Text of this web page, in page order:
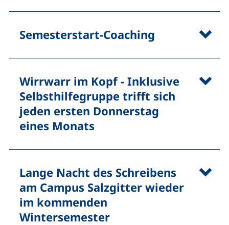
Semesterstart-Coaching
Wirrwarr im Kopf - Inklusive
Selbsthilfegruppe trifft sich
jeden ersten Donnerstag
eines Monats
Lange Nacht des Schreibens
am Campus Salzgitter wieder
im kommenden
Wintersemester